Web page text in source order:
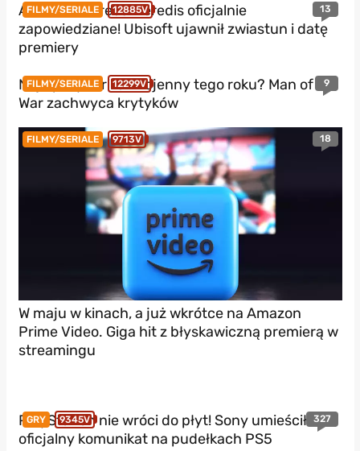
FILMY/SERIALE 12885V 13
Assassin’s Creed Heredis oficjalnie
zapowiedziane! Ubisoft ujawnił zwiastun i datę
premiery
FILMY/SERIALE 12299V 9
Najlepszy thriller wojenny tego roku? Man of
War zachwyca krytyków
FILMY/SERIALE 9713V 18
W maju w kinach, a już wkrótce na Amazon
Prime Video. Giga hit z błyskawiczną premierą w
streamingu
GRY 9345V 327
PlayStation nie wróci do płyt! Sony umieściło
oficjalny komunikat na pudełkach PS5